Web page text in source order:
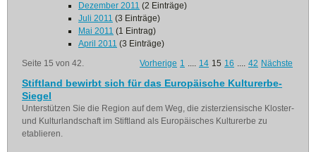
Dezember 2011 (2 Einträge)
Juli 2011 (3 Einträge)
Mai 2011 (1 Eintrag)
April 2011 (3 Einträge)
Seite 15 von 42.
Vorherige 1 .... 14 15 16 .... 42 Nächste
Stiftland bewirbt sich für das Europäische Kulturerbe-
Siegel
Unterstützen Sie die Region auf dem Weg, die zisterziensische Kloster-
und Kulturlandschaft im Stiftland als Europäisches Kulturerbe zu
etablieren.